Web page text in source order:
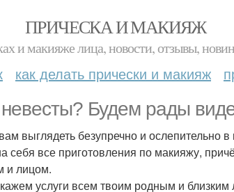
ПРИЧЕСКА И МАКИЯЖ
и макияже лица, новости, отзывы,
как делать прически и макияж
Будем рады
выглядеть безупречно и ослепительно
себя все приготовления по макияжу,
и лицом.
услуги всем твоим родным и